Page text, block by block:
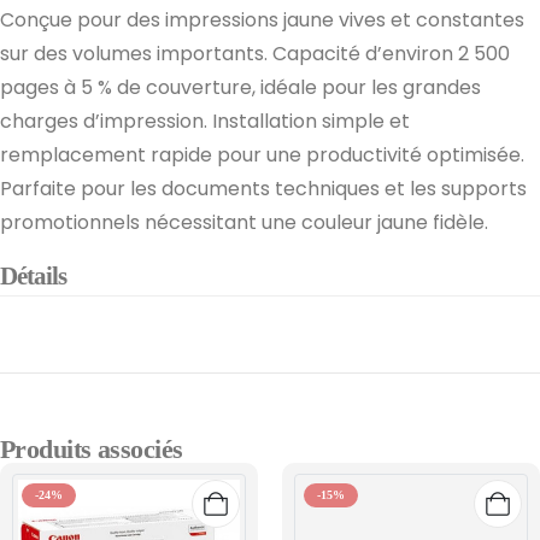
Conçue pour des impressions jaune vives et constantes
sur des volumes importants. Capacité d’environ 2 500
pages à 5 % de couverture, idéale pour les grandes
charges d’impression. Installation simple et
remplacement rapide pour une productivité optimisée.
Parfaite pour les documents techniques et les supports
promotionnels nécessitant une couleur jaune fidèle.
Détails
Produits associés
-24% -15%